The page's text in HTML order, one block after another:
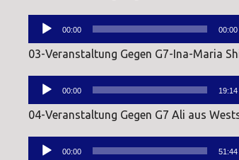
Audio-
Player
00:00 00:00
03-Veranstaltung Gegen G7-Ina-Maria
Audio-
Player
00:00 19:14
04-Veranstaltung Gegen G7 Ali aus
Audio-00:00 51:44